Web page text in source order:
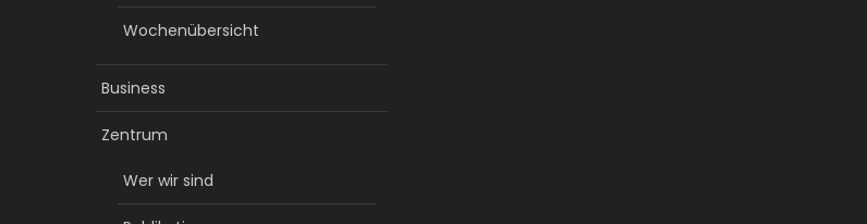
Wochenübersicht
Business
Zentrum
Wer wir sind